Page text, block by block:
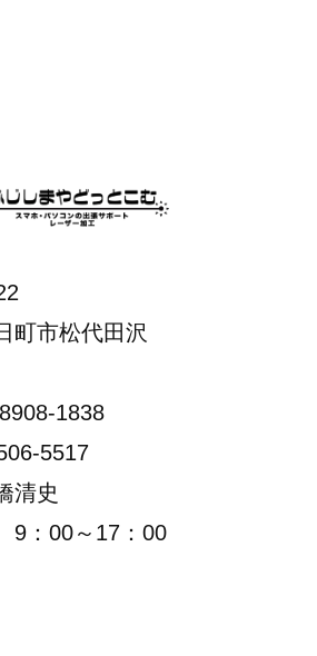
町市松代田沢
1838
5517
清史
：00～17：00